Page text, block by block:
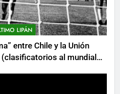
LIPÁN
entre Chile y la Unión
al mundial